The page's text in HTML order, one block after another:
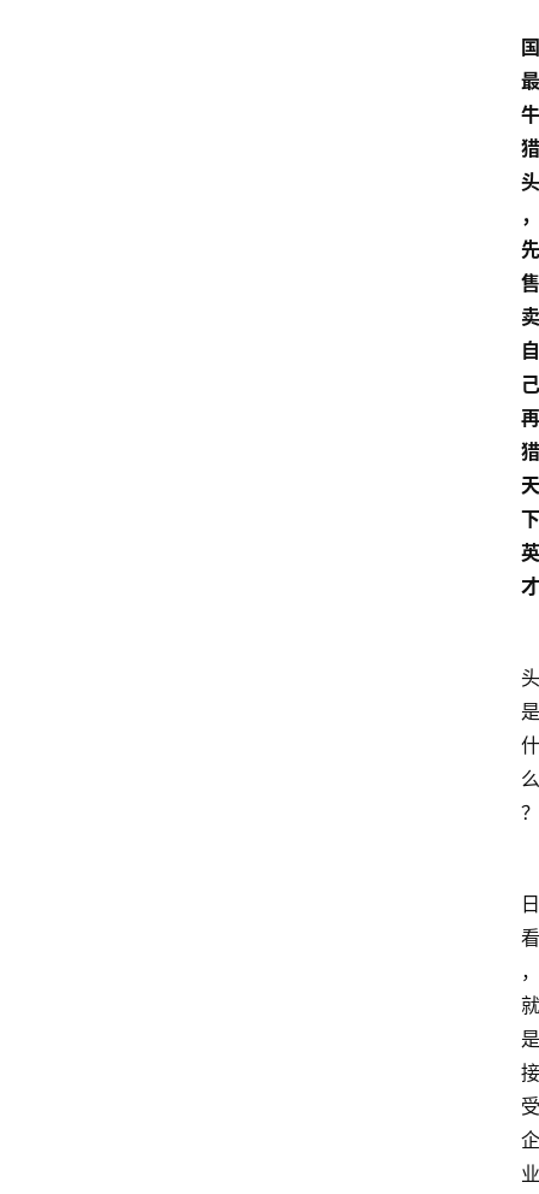
国
最
牛
猎
头
，
先
售
卖
自
己
再
猎
天
下
英
才
头
是
什
么
？
日
看
，
就
是
接
受
企
业